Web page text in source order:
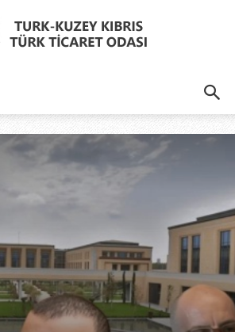
Türk
Ticaret